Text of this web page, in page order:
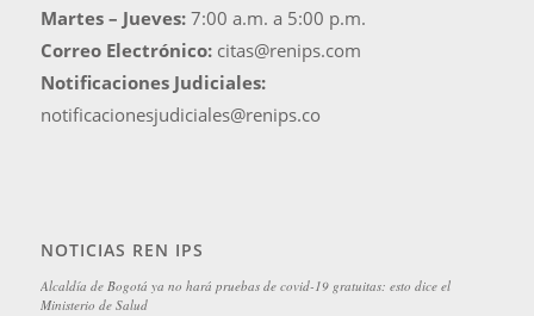
Martes – Jueves: 7:00 a.m. a 5:00 p.m.
Correo Electrónico: citas@renips.com
Notificaciones Judiciales:
notificacionesjudiciales@renips.co
NOTICIAS REN IPS
Alcaldía de Bogotá ya no hará pruebas de covid-19 gratuitas: esto dice el
Ministerio de Salud